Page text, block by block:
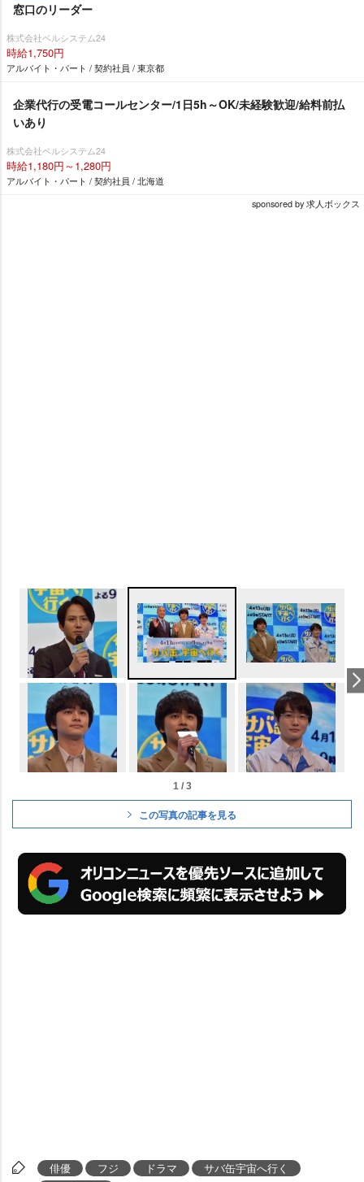
窓口のリーダー
株式会社ベルシステム24
時給1,750円
アルバイト・パート / 契約社員 / 東京都
企業代行の受電コールセンター/1日5h～OK/未経験歓迎/給料前払
いあり
株式会社ベルシステム24
時給1,180円～1,280円
アルバイト・パート / 契約社員 / 北海道
sponsored by 求人ボックス
1 / 3
この写真の記事を見る
俳優 フジ ドラマ
サバ缶宇宙へ行く